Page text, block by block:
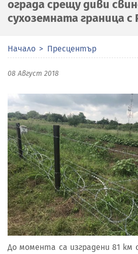
ограда срещу диви
сухоземната граница с
Начало Пресцентър
08 Август 2018
До момента са изградени 81